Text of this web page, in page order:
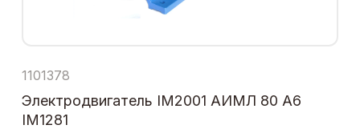
1101378
Электродвигатель IM2001 АИМЛ 80 А6
IM1281